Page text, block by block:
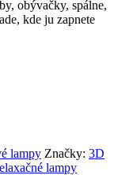
obývačky, spálne,
kde ju zapnete
lampy Značky: 3D
lampy